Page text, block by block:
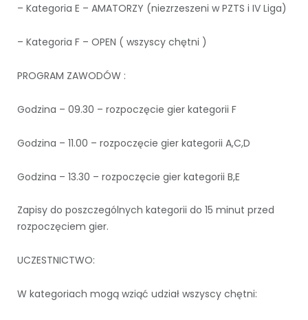
– Kategoria E – AMATORZY (niezrzeszeni w PZTS i IV Liga)
– Kategoria F – OPEN ( wszyscy chętni )
PROGRAM ZAWODÓW :
Godzina – 09.30 – rozpoczęcie gier kategorii F
Godzina – 11.00 – rozpoczęcie gier kategorii A,C,D
Godzina – 13.30 – rozpoczęcie gier kategorii B,E
Zapisy do poszczególnych kategorii do 15 minut przed
rozpoczęciem gier.
UCZESTNICTWO:
W kategoriach mogą wziąć udział wszyscy chętni: